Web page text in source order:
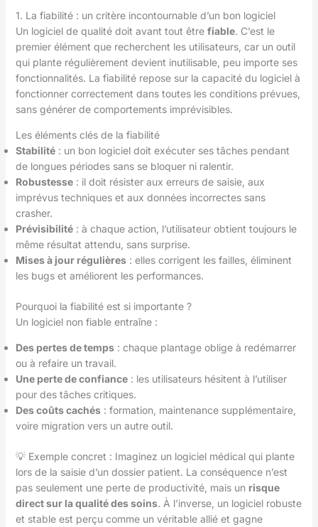
1. La fiabilité : un critère incontournable d’un bon logiciel
Un logiciel de qualité doit avant tout être fiable. C’est le
premier élément que recherchent les utilisateurs, car un outil
qui plante régulièrement devient inutilisable, peu importe ses
fonctionnalités. La fiabilité repose sur la capacité du logiciel à
fonctionner correctement dans toutes les conditions prévues,
sans générer de comportements imprévisibles.
Les éléments clés de la fiabilité
Stabilité: un bon logiciel doit exécuter ses tâches pendant
de longues périodes sans se bloquer ni ralentir.
Robustesse: il doit résister aux erreurs de saisie, aux
imprévus techniques et aux données incorrectes sans
crasher.
Prévisibilité: à chaque action, l’utilisateur obtient toujours le
même résultat attendu, sans surprise.
Mises à jour régulières: elles corrigent les failles, éliminent
les bugs et améliorent les performances.
Pourquoi la fiabilité est si importante ?
Un logiciel non fiable entraîne :
Des pertes de temps: chaque plantage oblige à redémarrer
ou à refaire un travail.
Une perte de confiance: les utilisateurs hésitent à l’utiliser
pour des tâches critiques.
Des coûts cachés: formation, maintenance supplémentaire,
voire migration vers un autre outil.
💡 Exemple concret : Imaginez un logiciel médical qui plante
lors de la saisie d’un dossier patient. La conséquence n’est
pas seulement une perte de productivité, mais un risque
direct sur la qualité des soins. À l’inverse, un logiciel robuste
et stable est perçu comme un véritable allié et gagne